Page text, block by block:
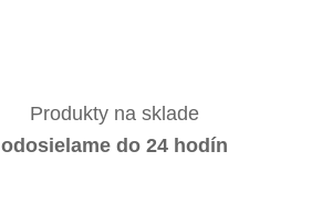
Produkty na sklade
odosielame do 24 hodín